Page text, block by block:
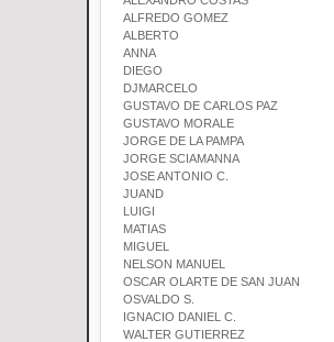
ALFREDO GOMEZ
ALBERTO
ANNA
DIEGO
DJMARCELO
GUSTAVO DE CARLOS PAZ
GUSTAVO MORALE
JORGE DE LA PAMPA
JORGE SCIAMANNA
JOSE ANTONIO C.
JUAND
LUIGI
MATIAS
MIGUEL
NELSON MANUEL
OSCAR OLARTE DE SAN JUAN
OSVALDO S.
IGNACIO DANIEL C.
WALTER GUTIERREZ